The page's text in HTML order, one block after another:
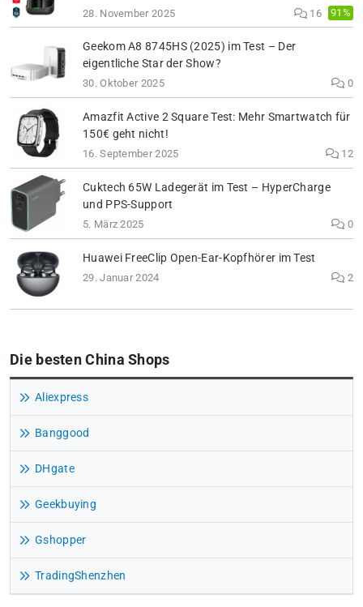
28. November 2025 16 91%
Geekom A8 8745HS (2025) im Test – Der
eigentliche Star der Show?
30. Oktober 2025 0
Amazfit Active 2 Square Test: Mehr Smartwatch für
150€ geht nicht!
16. September 2025 12
Cuktech 65W Ladegerät im Test – HyperCharge
und PPS-Support
5. März 2025 0
Huawei FreeClip Open-Ear-Kopfhörer im Test
29. Januar 2024 2
Die besten China Shops
Aliexpress
Banggood
DHgate
Geekbuying
Gshopper
TradingShenzhen